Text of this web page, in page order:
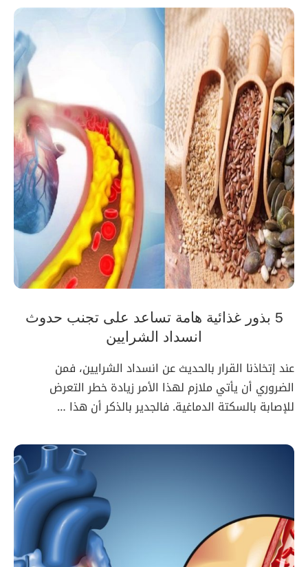
5 بذور غذائية هامة تساعد على تجنب حدوث
انسداد الشرايين
عند إتخاذنا القرار بالحديث عن انسداد الشرايين، فمن
الضروري أن يأتي ملازم لهذا الأمر زيادة خطر التعرض
للإصابة بالسكتة الدماغية. فالجدير بالذكر أن هذا …